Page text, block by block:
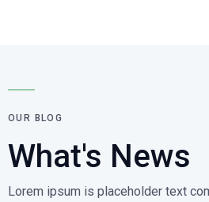
OUR BLOG
What's News
Lorem ipsum is placeholder text